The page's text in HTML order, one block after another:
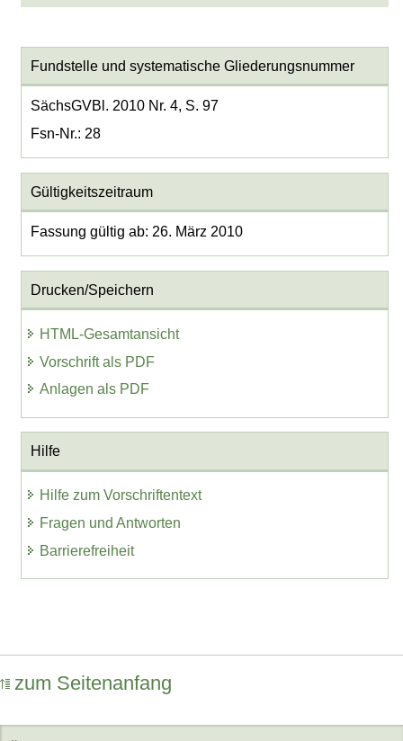
Fundstelle und systematische Gliederungsnummer
SächsGVBl. 2010 Nr. 4, S. 97
Fsn-Nr.: 28
Gültigkeitszeitraum
Fassung gültig ab: 26. März 2010
Drucken/Speichern
HTML-Gesamtansicht
Vorschrift als PDF
Anlagen als PDF
Hilfe
Hilfe zum Vorschriftentext
Fragen und Antworten
Barrierefreiheit
zum Seitenanfang